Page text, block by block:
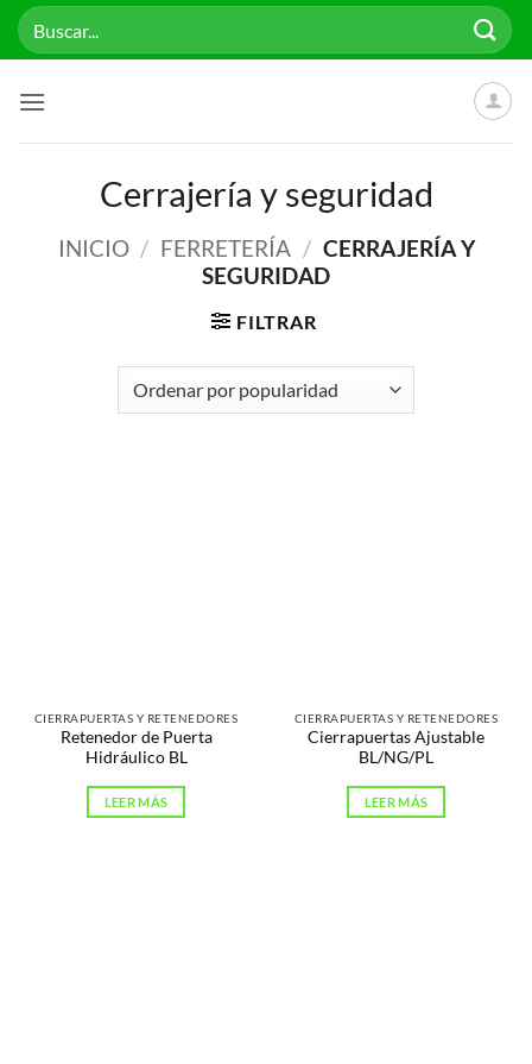
Saltar
Buscar
por:
Cerrajería y seguridad
INICIO / FERRETERÍA / CERRAJERÍA Y
SEGURIDAD
FILTRAR
CIERRAPUERTAS Y RETENEDORES
Retenedor de Puerta
Hidráulico BL
LEER MÁS
CIERRAPUERTAS Y RETENEDORES
Cierrapuertas Ajustable
BL/NG/PL
LEER MÁS